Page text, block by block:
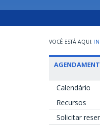
Calendário
Recursos
Solicitar